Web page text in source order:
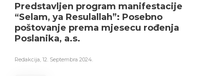
Predstavljen program manifestacije
“Selam, ya Resulallah”: Posebno
poštovanje prema mjesecu rođenja
Poslanika, a.s.
Redakcija 12. Septembra 2024.